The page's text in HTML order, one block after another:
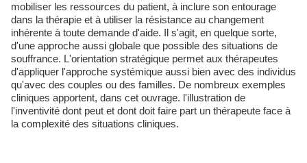
mobiliser les ressources du patient, à inclure son entourage
dans la thérapie et à utiliser la résistance au changement
inhérente à toute demande d'aide. Il s'agit, en quelque sorte,
d'une approche aussi globale que possible des situations de
souffrance. L'orientation stratégique permet aux thérapeutes
d'appliquer l'approche systémique aussi bien avec des individus
qu'avec des couples ou des familles. De nombreux exemples
cliniques apportent, dans cet ouvrage. l'illustration de
l'inventivité dont peut et dont doit faire part un thérapeute face à
la complexité des situations cliniques.